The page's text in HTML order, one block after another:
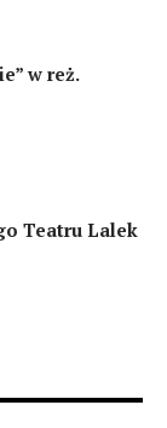
w reż.
Teatru Lalek